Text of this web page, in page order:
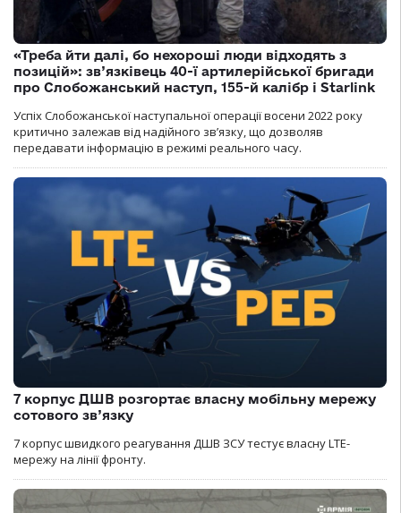
«Треба йти далі, бо нехороші люди відходять з
позицій»: зв’язківець 40-ї артилерійської бригади
про Слобожанський наступ, 155-й калібр і Starlink
Успіх Слобожанської наступальної операції восени 2022 року
критично залежав від надійного зв’язку, що дозволяв
передавати інформацію в режимі реального часу.
7 корпус ДШВ розгортає власну мобільну мережу
сотового зв’язку
7 корпус швидкого реагування ДШВ ЗСУ тестує власну LTE-
мережу на лінії фронту.